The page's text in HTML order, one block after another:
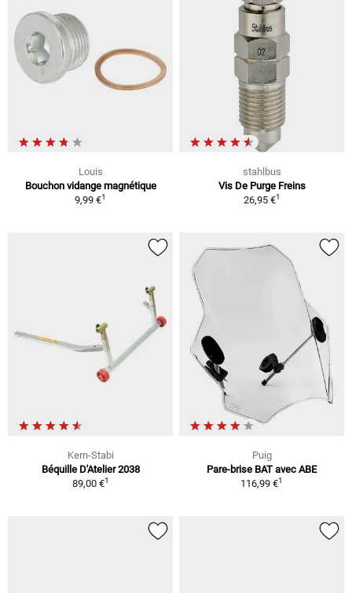
Louis
Bouchon vidange magnétique
9,99 €1
stahlbus
Vis De Purge Freins
26,95 €1
Kern-Stabi
Béquille D'Atelier 2038
89,00 €1
Puig
Pare-brise BAT avec ABE
116,99 €1